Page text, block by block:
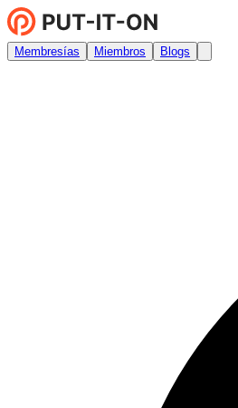
Membresías Miembros Blogs